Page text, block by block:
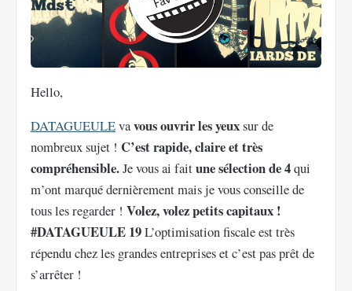
Hello,
DATAGUEULEvavous ouvrir les yeuxsur de
nombreux sujet ! C’est rapide, claire et très
compréhensible.Je vous ai faitune sélection de 4qui
m’ont marqué dernièrement mais je vous conseille de
tous les regarder ! Volez, volez petits capitaux !
#DATAGUEULE 19L’optimisation fiscale est très
répendu chez les grandes entreprises et c’est pas prêt de
s’arrêter !